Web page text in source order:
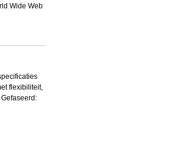
Wide Web
flexibiliteit,